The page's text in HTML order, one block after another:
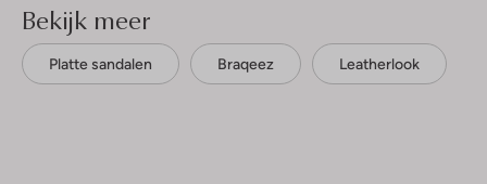
Bekijk meer
Platte sandalen Braqeez Leatherlook